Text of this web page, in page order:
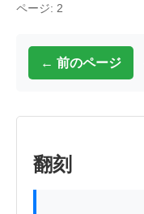
ページ: 2
← 前のページ
翻刻